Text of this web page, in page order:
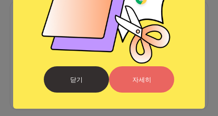
닫기 자세히
함께한 사람들이 남긴 말
커피챗 0 프로챗 0
아직 후기가 도착하지 않았습니다